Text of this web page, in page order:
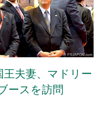
夫妻、マドリー
ースを訪問